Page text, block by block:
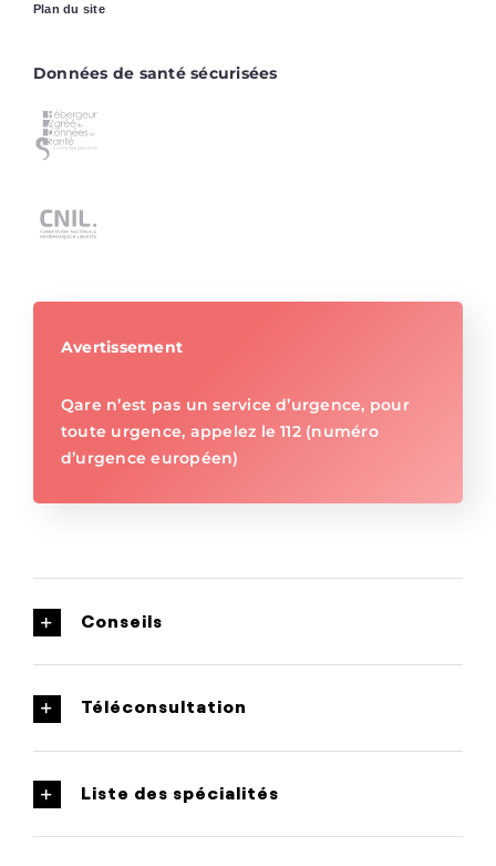
Plan du site
Données de santé sécurisées
Avertissement
Qare n’est pas un service d’urgence, pour
toute urgence, appelez le 112 (numéro
d’urgence européen)
Conseils
Téléconsultation
Liste des spécialités